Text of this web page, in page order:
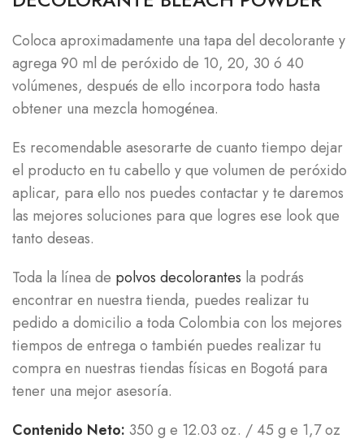
Coloca aproximadamente una tapa del decolorante y
agrega 90 ml de peróxido de 10, 20, 30 ó 40
volúmenes, después de ello incorpora todo hasta
obtener una mezcla homogénea.
Es recomendable asesorarte de cuanto tiempo dejar
el producto en tu cabello y que volumen de peróxido
aplicar, para ello nos puedes contactar y te daremos
las mejores soluciones para que logres ese look que
tanto deseas.
Toda la línea de polvos decolorantes la podrás
encontrar en nuestra tienda, puedes realizar tu
pedido a domicilio a toda Colombia con los mejores
tiempos de entrega o también puedes realizar tu
compra en nuestras tiendas físicas en Bogotá para
tener una mejor asesoría.
Contenido Neto: 350 g e 12.03 oz. / 45 g e 1,7 oz